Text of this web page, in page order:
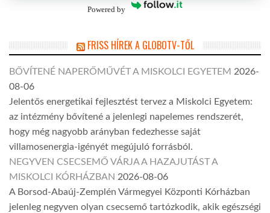
Powered by
FRISS HÍREK A GLOBOTV-TŐL
BŐVÍTENÉ NAPERŐMŰVÉT A MISKOLCI EGYETEM 2026-
08-06
Jelentős energetikai fejlesztést tervez a Miskolci Egyetem:
az intézmény bővítené a jelenlegi napelemes rendszerét,
hogy még nagyobb arányban fedezhesse saját
villamosenergia-igényét megújuló forrásból.
NEGYVEN CSECSEMŐ VÁRJA A HAZAJUTÁST A
MISKOLCI KÓRHÁZBAN 2026-08-06
A Borsod-Abaúj-Zemplén Vármegyei Központi Kórházban
jelenleg negyven olyan csecsemő tartózkodik, akik egészségi